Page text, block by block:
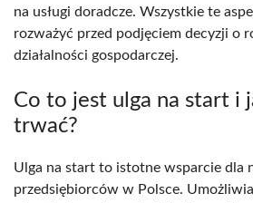
na usługi doradcze. Wszystkie te
rozważyć przed podjęciem decyzji o
działalności gospodarczej.
Co to jest ulga na start i
trwać?
Ulga na start to istotne wsparcie dla
przedsiębiorców w Polsce.